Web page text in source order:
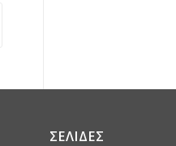
ΣΕΛΙΔΕΣ